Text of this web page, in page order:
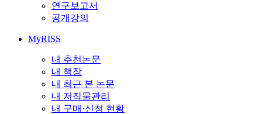
연구보고서
공개강의
MyRISS
내 추천논문
내 책장
내 최근 본 논문
내 저작물관리
내 구매·신청 현황